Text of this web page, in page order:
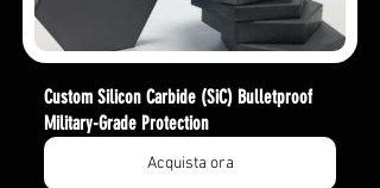
Custom Silicon Carbide (SiC) Bulletproof
Military-Grade Protection
Acquista ora